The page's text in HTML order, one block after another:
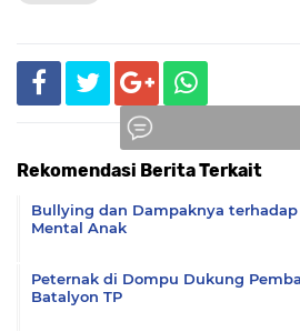
Rekomendasi Berita Terkait
Bullying dan Dampaknya terhadap
Mental Anak
Peternak di Dompu Dukung
Batalyon TP